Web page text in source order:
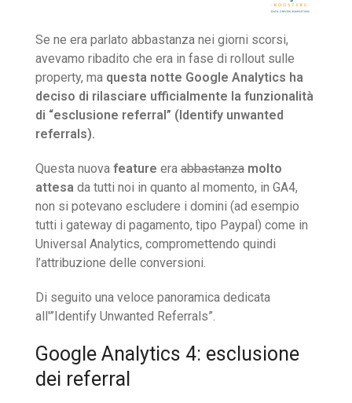
Se ne era parlato abbastanza nei giorni scorsi,
avevamo ribadito che era in fase di rollout sulle
property, ma questa notte Google Analytics ha
deciso di rilasciare ufficialmente la funzionalità
di “esclusione referral” (Identify unwanted
referrals).
Questa nuova feature era abbastanza molto
attesa da tutti noi in quanto al momento, in GA4,
non si potevano escludere i domini (ad esempio
tutti i gateway di pagamento, tipo Paypal) come in
Universal Analytics, compromettendo quindi
l’attribuzione delle conversioni.
Di seguito una veloce panoramica dedicata
all'”Identify Unwanted Referrals”.
Google Analytics 4: esclusione
dei referral